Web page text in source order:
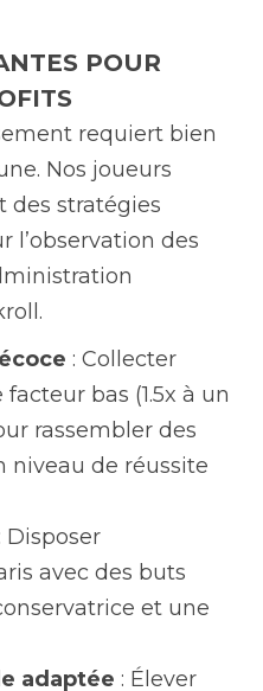
POUR
requiert bien
Nos joueurs
des stratégies
l’observation des
: Collecter
bas (1.5x à un
rassembler des
niveau de réussite
: Disposer
avec des buts
et une
adaptée : Élever